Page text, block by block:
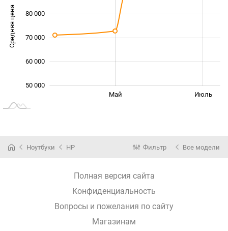
Средняя цена
50 000
60 000
70 000
80 000
Май Июль
Ноутбуки HP Фильтр Все модели
Полная версия сайта
Конфиденциальность
Вопросы и пожелания по сайту
Магазинам